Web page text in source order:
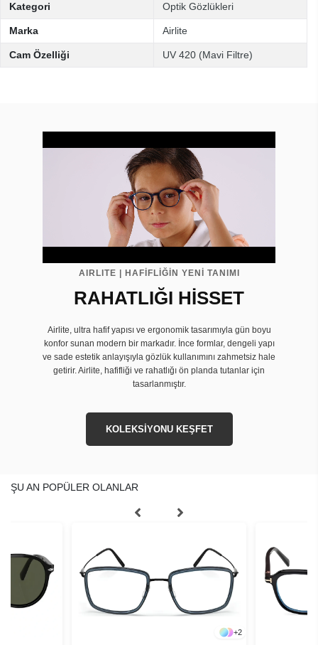
Kategori Optik Gözlükleri
Marka Airlite
Cam Özelliği UV 420 (Mavi Filtre)
AIRLITE | HAFİFLİĞİN YENİ TANIMI
RAHATLIĞI HİSSET
Airlite, ultra hafif yapısı ve ergonomik tasarımıyla gün boyu
konfor sunan modern bir markadır. İnce formlar, dengeli yapı
ve sade estetik anlayışıyla gözlük kullanımını zahmetsiz hale
getirir. Airlite, hafifliği ve rahatlığı ön planda tutanlar için
tasarlanmıştır.
KOLEKSİYONU KEŞFET
ŞU AN POPÜLER OLANLAR
+2